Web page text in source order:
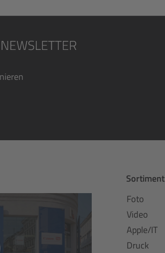
Sortiment
Foto
Video
Apple/IT
Druck